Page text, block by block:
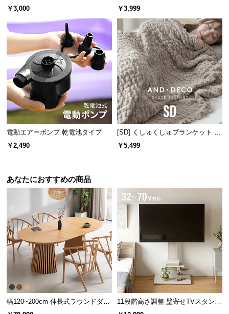
ブ
ロ
グ
業
情
報
Ah USB-C/USB-A 2台同時充電対応
￥3,000
るポールセット
￥3,999
電動エアーポンプ 乾電池タイプ
￥2,490
[SD] くしゅくしゅブランケット 天
然コットン100% 洗える
￥5,499
あなたにおすすめの商品
幅120~200cm 伸長式ラウンドダイ
ニングテーブル 6人掛け 天然木突
11段階高さ調整 壁寄せTVスタンド
キャスター付き 上下左右角度調節